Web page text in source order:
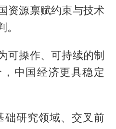
资源禀赋约束与技术
可操作、可持续的制
中国经济更具稳定
础研究领域、交叉前